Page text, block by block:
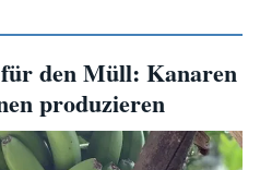
den Müll: Kanaren
produzieren